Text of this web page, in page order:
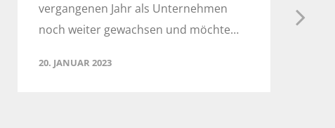
vergangenen Jahr als Unternehmen
noch weiter gewachsen und möchte…
20. JANUAR 2023